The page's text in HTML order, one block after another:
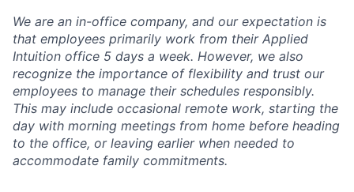
We are an in-office company, and our expectation is
that employees primarily work from their Applied
Intuition office 5 days a week. However, we also
recognize the importance of flexibility and trust our
employees to manage their schedules responsibly.
This may include occasional remote work, starting the
day with morning meetings from home before heading
to the office, or leaving earlier when needed to
accommodate family commitments.